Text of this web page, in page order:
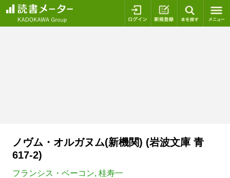
ログイン 新規登録
ノヴム・オルガヌム(新機関) (岩波文庫 青
617-2)
フランシス・ベーコン, 桂寿一